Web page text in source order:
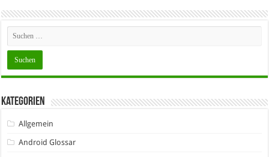
Kategorien
Allgemein
Android Glossar